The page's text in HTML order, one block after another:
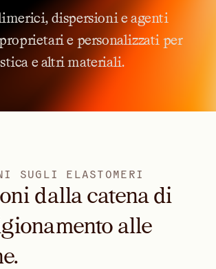
dispersionieagenti
e personalizzati per
ealtrimateriali.
I SUG L I E L ASTOME RI
dalla catena di
alle